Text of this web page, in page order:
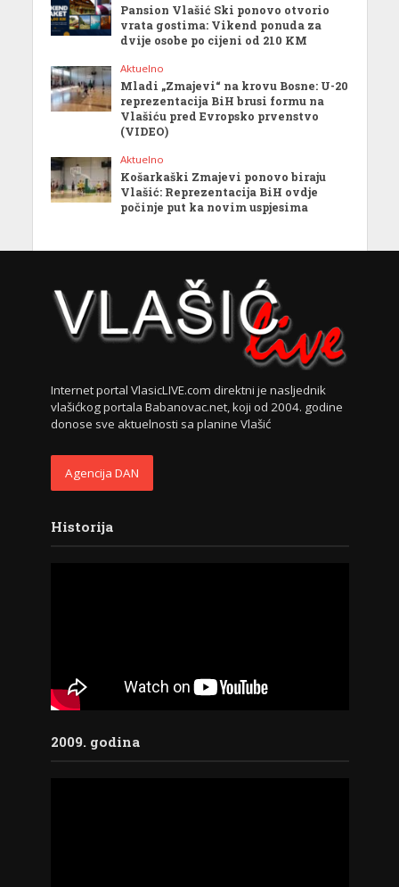
Pansion Vlašić Ski ponovo otvorio
vrata gostima: Vikend ponuda za
dvije osobe po cijeni od 210 KM
Aktuelno
Mladi „Zmajevi“ na krovu Bosne: U-20
reprezentacija BiH brusi formu na
Vlašiću pred Evropsko prvenstvo
(VIDEO)
Aktuelno
Košarkaški Zmajevi ponovo biraju
Vlašić: Reprezentacija BiH ovdje
počinje put ka novim uspjesima
Internet portal VlasicLIVE.com direktni je nasljednik
vlašićkog portala Babanovac.net, koji od 2004. godine
donose sve aktuelnosti sa planine Vlašić
Agencija DAN
Historija
2009. godina